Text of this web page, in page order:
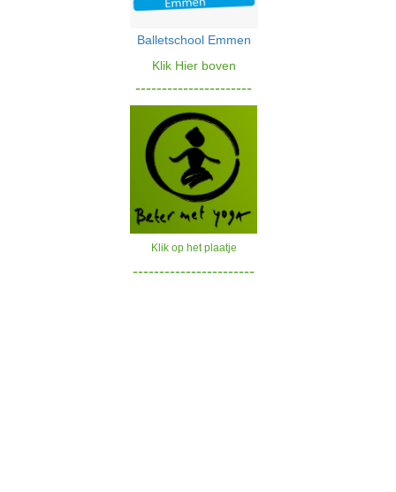
Balletschool Emmen
Klik Hier boven
----------------------
Klik op het plaatje
-----------------------